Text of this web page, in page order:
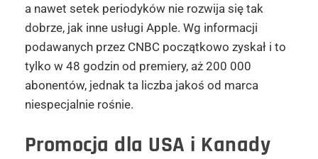
a nawet setek periodyków nie rozwija się tak
dobrze, jak inne usługi Apple. Wg informacji
podawanych przez CNBC początkowo zyskał i to
tylko w 48 godzin od premiery, aż 200 000
abonentów, jednak ta liczba jakoś od marca
niespecjalnie rośnie.
Promocja dla USA i Kanady